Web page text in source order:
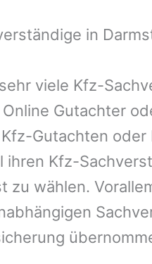
in
viele Kfz-
Gutachter
Gutachten
ihren Kfz-
zu wählen.